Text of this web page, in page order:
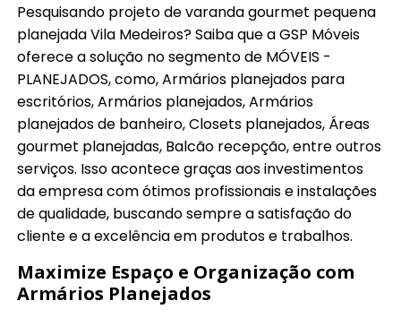
Pesquisando projeto de varanda gourmet pequena
planejada Vila Medeiros? Saiba que a GSP Móveis
oferece a solução no segmento de MÓVEIS -
PLANEJADOS, como, Armários planejados para
escritórios, Armários planejados, Armários
planejados de banheiro, Closets planejados, Áreas
gourmet planejadas, Balcão recepção, entre outros
serviços. Isso acontece graças aos investimentos
da empresa com ótimos profissionais e instalações
de qualidade, buscando sempre a satisfação do
cliente e a excelência em produtos e trabalhos.
Maximize Espaço e Organização com
Armários Planejados